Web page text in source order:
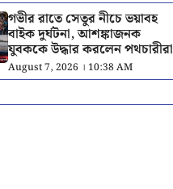
গভীর রাতে সেতুর নীচে ভয়াবহ
বাইক দুর্ঘটনা, আশঙ্কাজনক
যুবককে উদ্ধার করলেন পথচারীরা
August 7, 2026 । 10:38 AM